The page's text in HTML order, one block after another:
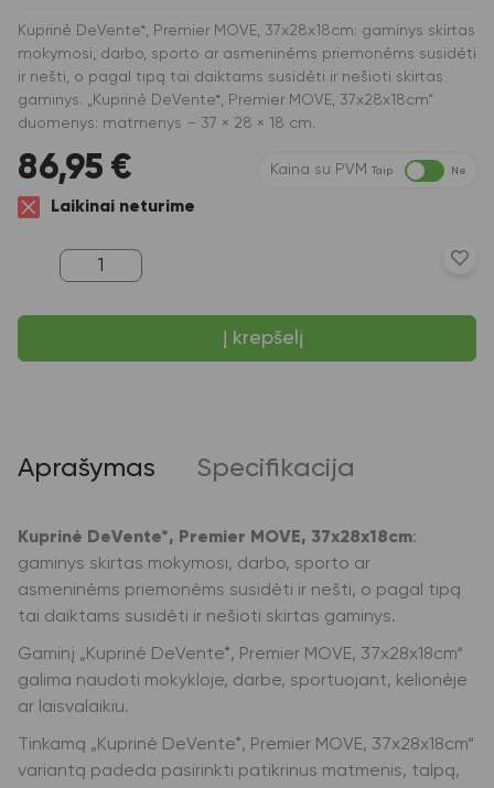
Kuprinė DeVente*, Premier MOVE, 37x28x18cm: gaminys skirtas
mokymosi, darbo, sporto ar asmeninėms priemonėms susidėti
ir nešti, o pagal tipą tai daiktams susidėti ir nešioti skirtas
gaminys. „Kuprinė DeVente*, Premier MOVE, 37x28x18cm“
duomenys: matmenys – 37 × 28 × 18 cm.
86,95 € Kaina su PVM Taip Ne
Laikinai neturime
produkto
kiekis:
DeVente*,
MOVE,
Į krepšelį
Aprašymas Specifikacija
Kuprinė DeVente*, Premier MOVE, 37x28x18cm:
gaminys skirtas mokymosi, darbo, sporto ar
asmeninėms priemonėms susidėti ir nešti, o pagal tipą
tai daiktams susidėti ir nešioti skirtas gaminys.
Gaminį „Kuprinė DeVente*, Premier MOVE, 37x28x18cm“
galima naudoti mokykloje, darbe, sportuojant, kelionėje
ar laisvalaikiu.
Tinkamą „Kuprinė DeVente*, Premier MOVE, 37x28x18cm“
variantą padeda pasirinkti patikrinus matmenis, talpą,